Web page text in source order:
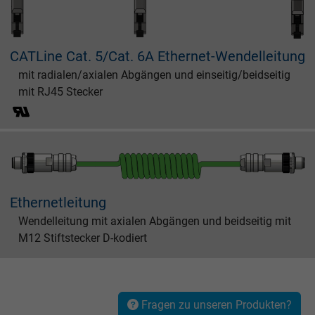
Name _gat_UA-4852692-1, Google Analytics
Anbieter
Laufzeit 1 Minute
Anbieter Google LLC
Benutzers auf der Website zu
CATLine Cat. 5/Cat. 6A Ethernet-Wendelleitung
mit radialen/axialen Abgängen und einseitig/beidseitig
mit RJ45 Stecker
Ethernetleitung
Wendelleitung mit axialen Abgängen und beidseitig mit
M12 Stiftstecker D-kodiert
Fragen zu unseren Produkten?